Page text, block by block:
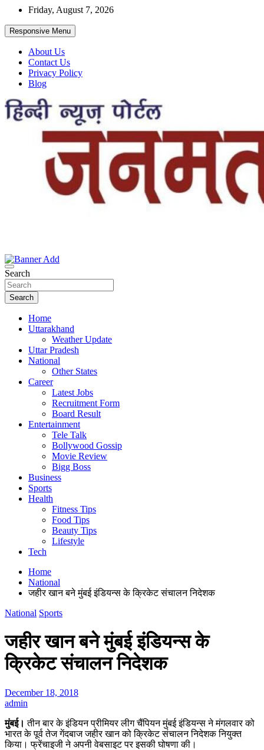
Skip
content
Friday, August 7, 2026
Responsive Menu
About Us
Contact Us
Privacy Policy
Blog
Search
Search
Home
Uttarakhand
Weather Update
Uttar Pradesh
National
Other States
Career
Latest Jobs
Recruitment Form
Board Result
Entertainment
Tele Talk
Bollywood Gossip
Movie Review
Bigg Boss
Business
Sports
Health
Fitness Tips
Food Tips
Beauty Tips
Lifestyle
Tech
Home
National
जहीर खान बने मुंबई इंडियन्स के क्रिकेट संचालन निदेशक
National Sports
जहीर खान बने मुंबई इंडियन्स के
क्रिकेट संचालन निदेशक
December 18, 2018
admin
मुंबई। तीन बार के इंडियन प्रीमियर लीग चैंपियन मुंबई इंडियन्स ने मंगलवार को
भारत के पूर्व तेज गेंदबाज जहीर खान को क्रिकेट संचालन निदेशक नियुक्त
किया। फ्रेंचाइजी ने अपनी वेबसाइट पर इसकी घोषणा की।